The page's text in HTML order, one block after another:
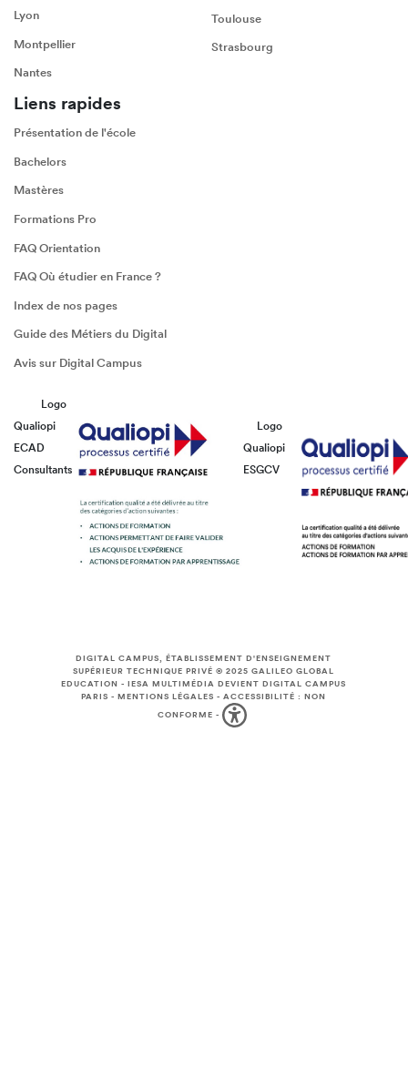
Lyon
Montpellier
Nantes
Toulouse
Strasbourg
Liens rapides
Présentation de l'école
Bachelors
Mastères
Formations Pro
FAQ Orientation
FAQ Où étudier en France ?
Index de nos pages
Guide des Métiers du Digital
Avis sur Digital Campus
Logo
Qualiopi
ECAD
Consultants
Logo
Qualiopi
ESGCV
DIGITAL CAMPUS, ÉTABLISSEMENT D'ENSEIGNEMENT
SUPÉRIEUR TECHNIQUE PRIVÉ © 2025GALILEO GLOBAL
EDUCATION -IESA MULTIMÉDIA DEVIENT DIGITAL CAMPUS
PARIS -MENTIONS LÉGALES -ACCESSIBILITÉ : NON
CONFORME -